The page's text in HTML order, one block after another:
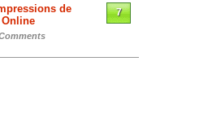
de
Online
7